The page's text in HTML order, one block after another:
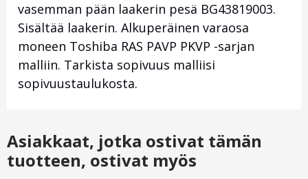
vasemman pään laakerin pesä BG43819003.
Sisältää laakerin. Alkuperäinen varaosa
moneen Toshiba RAS PAVP PKVP -sarjan
malliin. Tarkista sopivuus malliisi
sopivuustaulukosta.
Asiakkaat, jotka ostivat tämän
tuotteen, ostivat myös